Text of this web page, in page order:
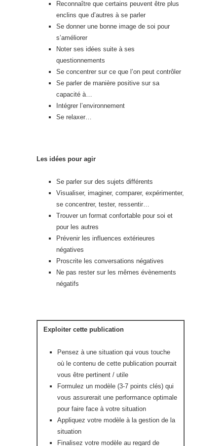
Reconnaître que certains peuvent être plus
enclins que d’autres à se parler
Se donner une bonne image de soi pour
s’améliorer
Noter ses idées suite à ses
questionnements
Se concentrer sur ce que l’on peut contrôler
Se parler de manière positive sur sa
capacité à…
Intégrer l’environnement
Se relaxer…
Les idées pour agir
Se parler sur des sujets différents
Visualiser, imaginer, comparer, expérimenter,
se concentrer, tester, ressentir…
Trouver un format confortable pour soi et
pour les autres
Prévenir les influences extérieures
négatives
Proscrite les conversations négatives
Ne pas rester sur les mêmes évènements
négatifs
Exploiter cette publication
Pensez à une situation qui vous touche
où le contenu de cette publication pourrait
vous être pertinent / utile
Formulez un modèle (3-7 points clés) qui
vous assurerait une performance optimale
pour faire face à votre situation
Appliquez votre modèle à la gestion de la
situation
Finalisez votre modèle au regard de